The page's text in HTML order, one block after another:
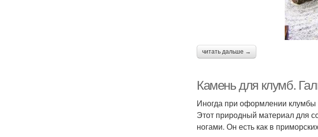
читать дальше →
Камень для клумб.
Иногда при оформлении клумбы
Этот природный материал для
ногами. Он есть как в